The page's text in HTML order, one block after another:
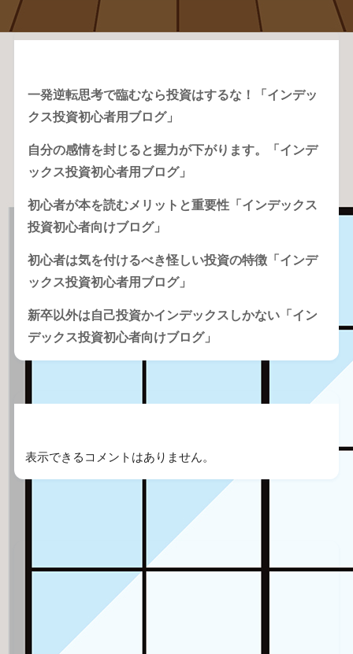
一発逆転思考で臨むなら投資はするな！「インデッ
クス投資初心者用ブログ」
自分の感情を封じると握力が下がります。「インデ
ックス投資初心者用ブログ」
初心者が本を読むメリットと重要性「インデックス
投資初心者向けブログ」
初心者は気を付けるべき怪しい投資の特徴「インデ
ックス投資初心者用ブログ」
新卒以外は自己投資かインデックスしかない「イン
デックス投資初心者向けブログ」
表示できるコメントはありません。